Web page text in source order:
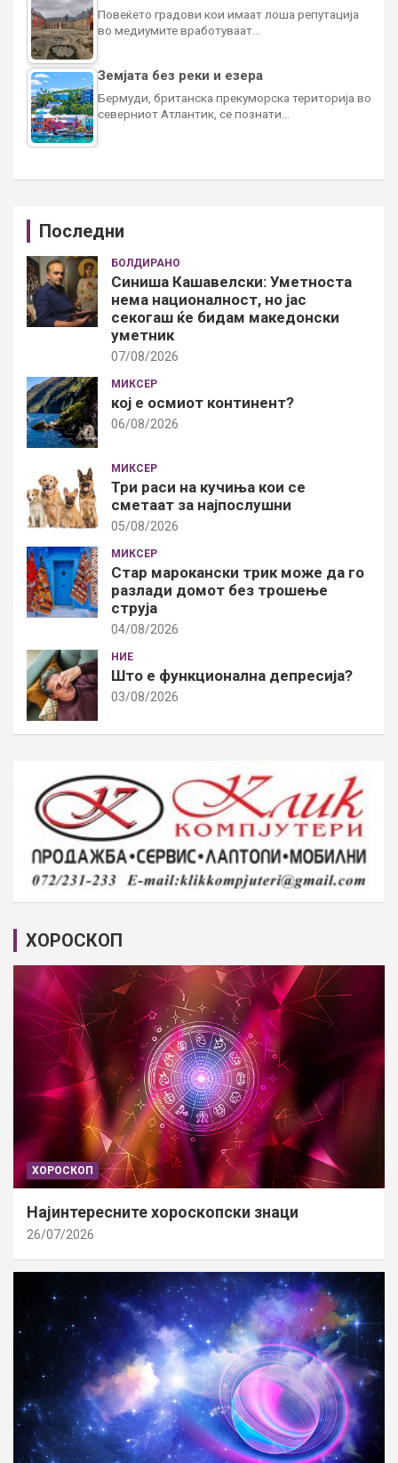
Повеќето градови кои имаат лоша репутација
во медиумите вработуваат…
Земјата без реки и езера
Бермуди, британска прекуморска територија во
северниот Атлантик, се познати…
Последни
БОЛДИРАНО
Синиша Кашавелски: Уметноста
нема националност, но јас
секогаш ќе бидам македонски
уметник
07/08/2026
МИКСЕР
кој е осмиот континент?
06/08/2026
МИКСЕР
Три раси на кучиња кои се
сметаат за најпослушни
05/08/2026
МИКСЕР
Стар марокански трик може да го
разлади домот без трошење
струја
04/08/2026
НИЕ
Што е функционална депресија?
03/08/2026
ХОРОСКОП
ХОРОСКОП
Најинтересните хороскопски знаци
26/07/2026